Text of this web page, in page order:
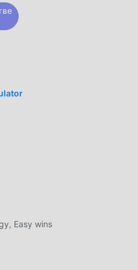
Easy wins